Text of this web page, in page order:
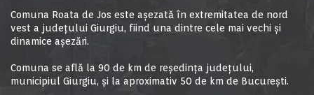
Comuna Roata de Jos este aşezată în extremitatea de nord
vest a judeţului Giurgiu, fiind una dintre cele mai vechi şi
dinamice aşezări.
Comuna se află la 90 de km de reşedinţa judeţului,
municipiul Giurgiu, şi la aproximativ 50 de km de Bucureşti.